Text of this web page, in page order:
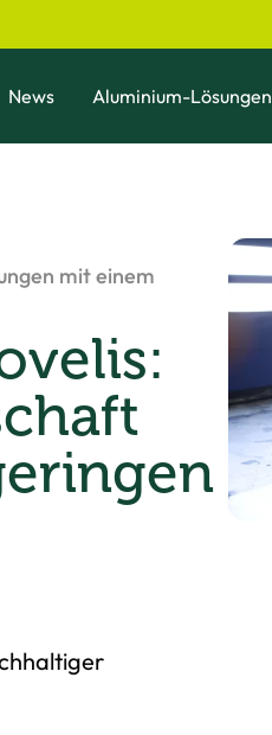
News Aluminium-Lösungen
mit einem